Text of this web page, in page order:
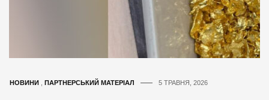
НОВИНИ ПАРТНЕРСЬКИЙ МАТЕРІАЛ 5 ТРАВНЯ, 2026